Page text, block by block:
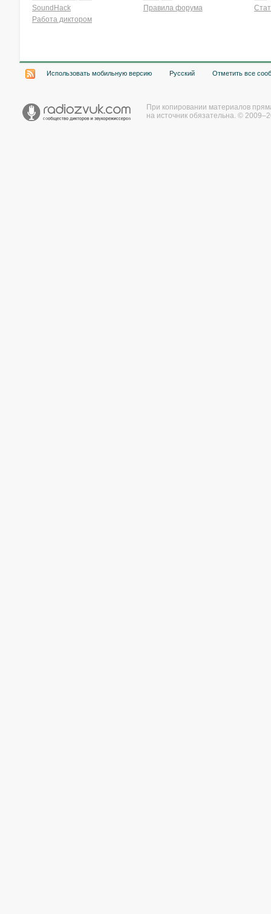
SoundHack
Работа диктором
Правила форума
Использовать мобильную версию Русский Отметить все
При копировании материалов
на источник обязательна. ©